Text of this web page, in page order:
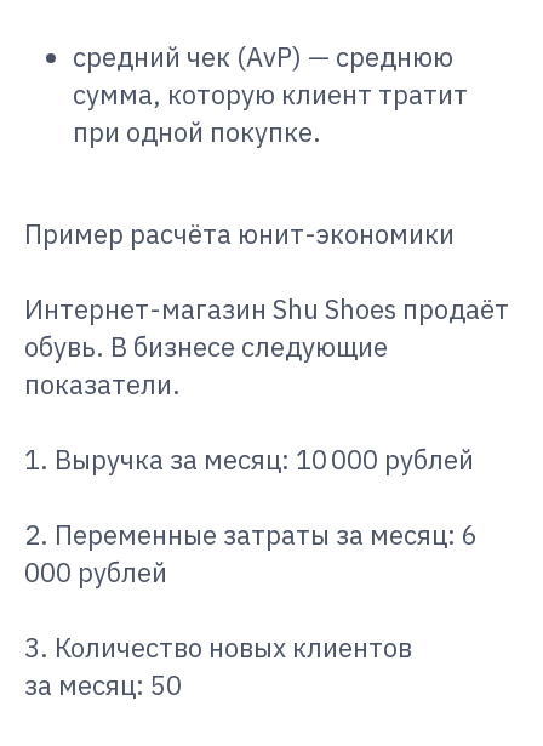
средний чек (AvP) — среднюю
сумма, которую клиент тратит
при одной покупке.
Пример расчёта юнит-экономики
Интернет-магазин Shu Shoes продаёт
обувь. В бизнесе следующие
показатели.
1. Выручка за месяц: 10 000 рублей
2. Переменные затраты за месяц: 6
000 рублей
3. Количество новых клиентов
за месяц: 50